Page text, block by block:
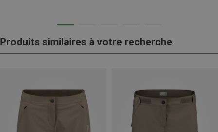
Produits similaires à votre recherche